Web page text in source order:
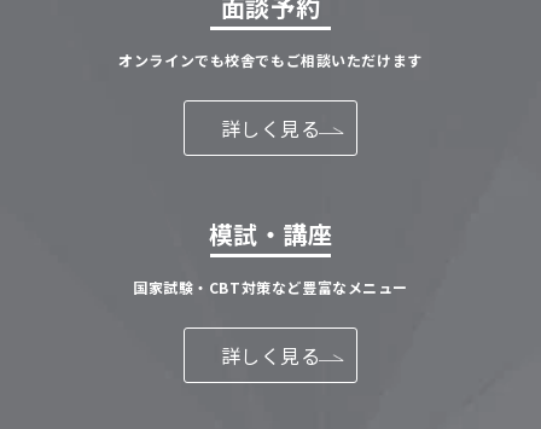
オンラインでも校舎でもご相談いただけます
詳しく見る
模試・講座
国家試験・CBT対策など豊富なメニュー
詳しく見る